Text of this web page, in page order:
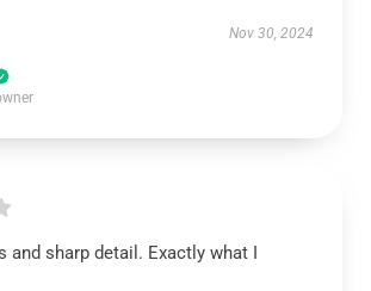
Nov 30, 2024
and sharp detail. Exactly what I